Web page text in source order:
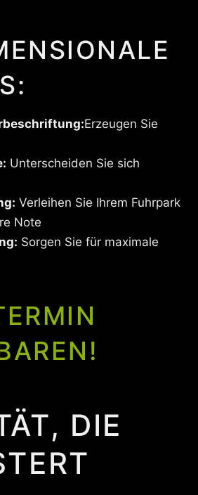
Erzeugen Sie
Unterscheiden Sie sich
Verleihen Sie Ihrem Fuhrpark
Note
Sorgen Sie für maximale
DIE